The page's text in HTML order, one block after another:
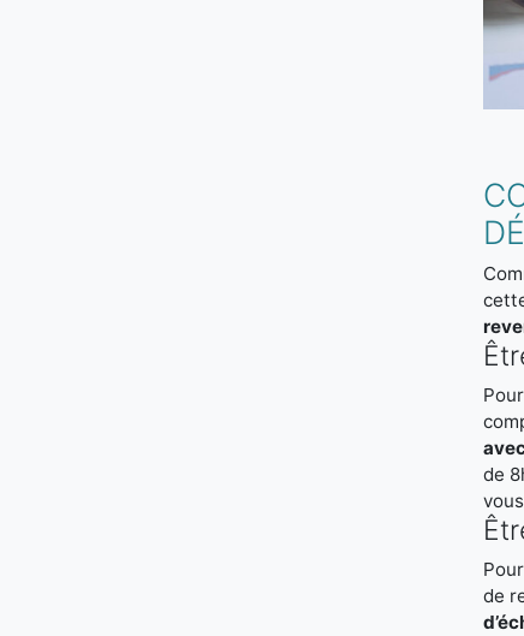
Pour
de
Pour
de